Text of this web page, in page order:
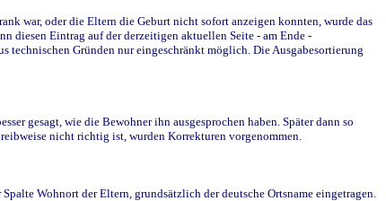
war, oder die Eltern die Geburt nicht sofort anzeigen konnten, wurde das
diesen Eintrag auf der derzeitigen aktuellen Seite - am Ende -
technischen Gründen nur eingeschränkt möglich. Die Ausgabesortierung
gesagt, wie die Bewohner ihn ausgesprochen haben. Später dann so
nicht richtig ist, wurden Korrekturen vorgenommen.
Wohnort der Eltern, grundsätzlich der deutsche Ortsname eingetragen.